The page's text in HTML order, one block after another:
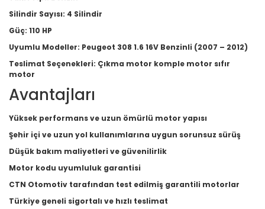
Silindir Sayısı: 4 Silindir
Güç: 110 HP
Uyumlu Modeller: Peugeot 308 1.6 16V Benzinli (2007 – 2012)
Teslimat Seçenekleri: Çıkma motor komple motor sıfır
motor
Avantajları
Yüksek performans ve uzun ömürlü motor yapısı
Şehir içi ve uzun yol kullanımlarına uygun sorunsuz sürüş
Düşük bakım maliyetleri ve güvenilirlik
Motor kodu uyumluluk garantisi
CTN Otomotiv tarafından test edilmiş garantili motorlar
Türkiye geneli sigortalı ve hızlı teslimat